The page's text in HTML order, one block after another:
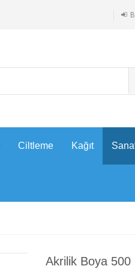
Ciltleme Kağıt
Akrilik Boya